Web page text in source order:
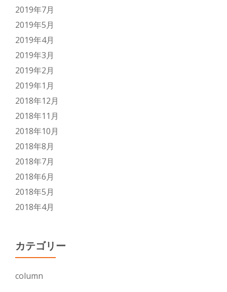
2019年7月
2019年5月
2019年4月
2019年3月
2019年2月
2019年1月
2018年12月
2018年11月
2018年10月
2018年8月
2018年7月
2018年6月
2018年5月
2018年4月
カテゴリー
column